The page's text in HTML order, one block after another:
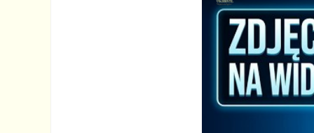
m
u
e